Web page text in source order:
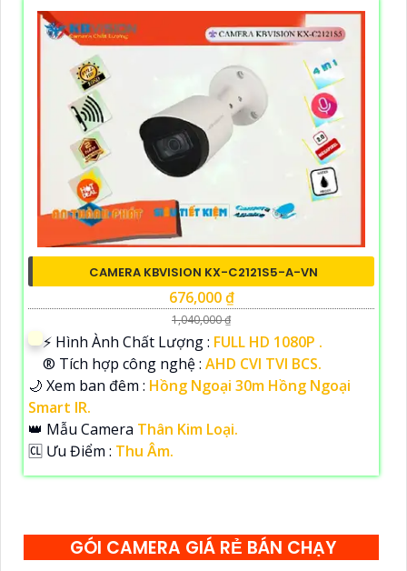
CAMERA KBVISION KX-C2121S5-A-VN
676,000 ₫
1,040,000 ₫
️⚡ Hình Ành Chất Lượng : FULL HD 1080P .
®️ Tích hợp công nghệ : AHD CVI TVI BCS.
🌙 Xem ban đêm : Hồng Ngoại 30m Hồng Ngoại
Smart IR.
👑 Mẫu Camera Thân Kim Loại.
️🆑 Ưu Điểm : Thu Âm.
GÓI CAMERA GIÁ RẺ BÁN CHẠY